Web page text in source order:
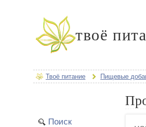
твоё
Твоё питание Пищевые
Поиск